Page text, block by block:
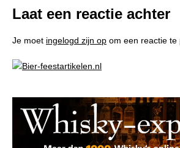
Laat een reactie achter
Je moet ingelogd zijn op om een reactie te